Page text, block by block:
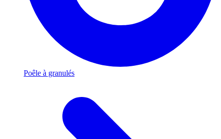
Poêle à granulés